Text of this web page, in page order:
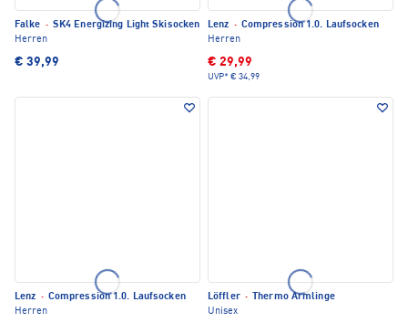
Falke · SK4 Energizing Light Skisocken
Herren
€ 39,99
Lenz · Compression 1.0. Laufsocken
Herren
€ 29,99
UVP* € 34,99
Lenz · Compression 1.0. Laufsocken
Herren
Löffler ·
Thermo Armlinge
Unisex